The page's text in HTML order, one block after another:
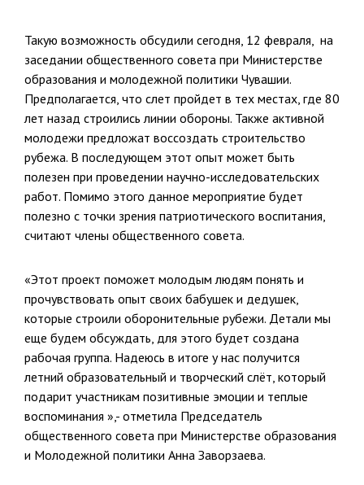
Такую возможность обсудили сегодня, 12 февраля, на
заседании общественного совета при Министерстве
образования и молодежной политики Чувашии.
Предполагается, что слет пройдет в тех местах, где 80
лет назад строились линии обороны. Также активной
молодежи предложат воссоздать строительство
рубежа. В последующем этот опыт может быть
полезен при проведении научно-исследовательских
работ. Помимо этого данное мероприятие будет
полезно с точки зрения патриотического воспитания,
считают члены общественного совета.
«Этот проект поможет молодым людям понять и
прочувствовать опыт своих бабушек и дедушек,
которые строили оборонительные рубежи. Детали мы
еще будем обсуждать, для этого будет создана
рабочая группа. Надеюсь в итоге у нас получится
летний образовательный и творческий слёт, который
подарит участникам позитивные эмоции и теплые
воспоминания »,- отметила Председатель
общественного совета при Министерстве образования
и Молодежной политики Анна Заворзаева.